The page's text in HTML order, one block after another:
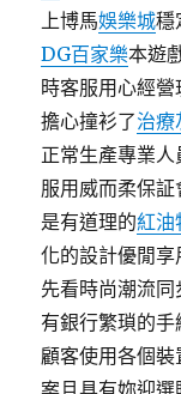
上博馬娛樂城穩
DG百家樂本遊
時客服用心經營
擔心撞衫了治療
正常生產專業
服用威而柔保
是有道理的紅油
化的設計優閒享
先看時尚潮流
有銀行繁瑣的
顧客使用各個
案且具有妳迎